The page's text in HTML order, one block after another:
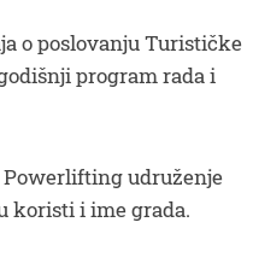
o poslovanju Turističke
program rada i
Powerlifting udruženje
koristi i ime grada.